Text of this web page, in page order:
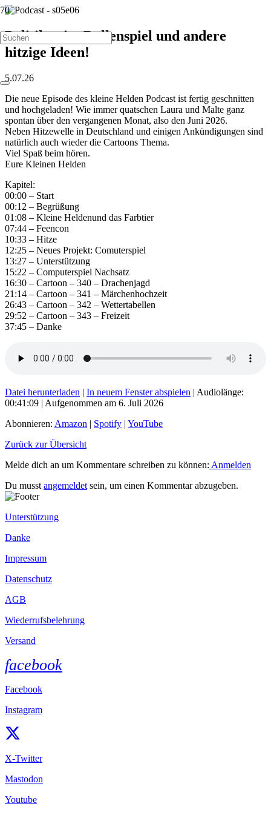
Politiker im Rollenspiel und andere
hitzige Ideen!
5.07.26
Die neue Episode des kleine Helden Podcast ist fertig geschnitten
und hochgeladen! Wie immer quatschen Laura und Malte ganz
spontan über den vergangenen Monat, also den Juni 2026.
Neben Hitzewelle in Deutschland und einigen Ankündigungen sind
natürlich auch wieder die Cartoons Thema.
Viel Spaß beim hören.
Eure Kleinen Helden
Kapitel:
00:00 – Start
00:12 – Begrüßung
01:08 – Kleine Heldenund das Farbtier
07:44 – Feencon
10:33 – Hitze
12:25 – Neues Projekt: Comuterspiel
13:27 – Unterstützung
15:22 – Computerspiel Nachsatz
16:30 – Cartoon – 340 – Drachenjagd
21:14 – Cartoon – 341 – Märchenhochzeit
26:43 – Cartoon – 342 – Wettertabellen
29:52 – Cartoon – 343 – Freizeit
37:45 – Danke
Datei herunterladen | In neuem Fenster abspielen | Audiolänge:
00:41:09 | Aufgenommen am 6. Juli 2026
Abonnieren: Amazon | Spotify | YouTube
Zurück zur Übersicht
Melde dich an um Kommentare schreiben zu können: Anmelden
Du musst angemeldet sein, um einen Kommentar abzugeben.
Unterstützung
Danke
Impressum
Datenschutz
AGB
Wiederrufsbelehrung
Versand
facebook
Facebook
Instagram
X-Twitter
Mastodon
Youtube